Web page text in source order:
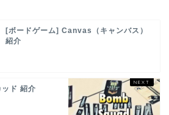
[ボードゲーム] Canvas（キャンバス）
紹介
ド 紹介